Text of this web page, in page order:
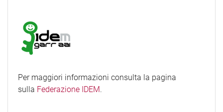
Per maggiori informazioni consulta la pagina
sulla Federazione IDEM.